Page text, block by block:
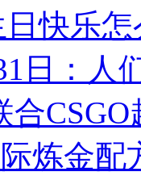
快乐怎
日：人
际炼金